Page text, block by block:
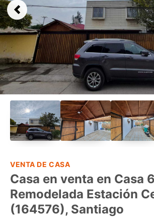
Previous
VENTA DE CASA
Casa en venta en Casa
Remodelada Estación
(164576), Santiago